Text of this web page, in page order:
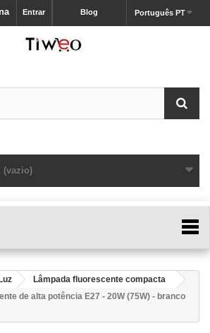
Português PT
Blog
Entrar
(vazio)
Luz
Lâmpada fluorescente compacta
de alta potência E27 - 20W (75W) - branco